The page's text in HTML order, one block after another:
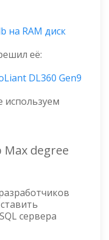
на RAM диск
её:
DL360 Gen9
используем
degree
сервера